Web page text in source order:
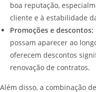
boa reputação,
cliente e à estabilidade
Promoções e descontos:
possam aparecer ao
oferecem descontos
renovação de contratos.
Além disso, a combinação